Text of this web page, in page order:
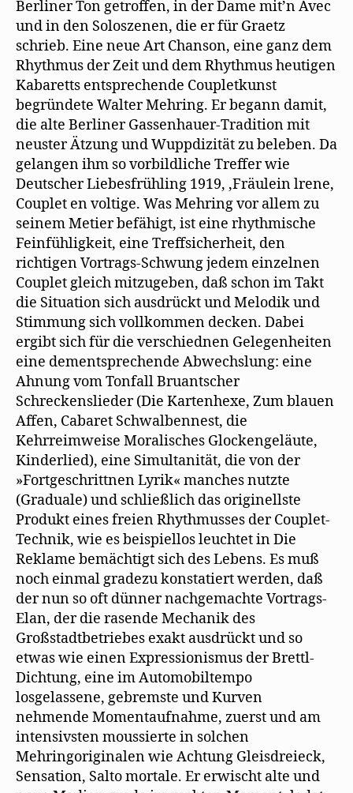
Berliner Ton getroffen, in der Dame mit’n Avec
und in den Soloszenen, die er für Graetz
schrieb. Eine neue Art Chanson, eine ganz dem
Rhythmus der Zeit und dem Rhythmus heutigen
Kabaretts entsprechende Coupletkunst
begründete Walter Mehring. Er begann damit,
die alte Berliner Gassenhauer-Tradition mit
neuster Ätzung und Wuppdizität zu beleben. Da
gelangen ihm so vorbildliche Treffer wie
Deutscher Liebesfrühling 1919, ‚Fräulein lrene,
Couplet en voltige. Was Mehring vor allem zu
seinem Metier befähigt, ist eine rhythmische
Feinfühligkeit, eine Treffsicherheit, den
richtigen Vortrags-Schwung jedem einzelnen
Couplet gleich mitzugeben, daß schon im Takt
die Situation sich ausdrückt und Melodik und
Stimmung sich vollkommen decken. Dabei
ergibt sich für die verschiednen Gelegenheiten
eine dementsprechende Abwechslung: eine
Ahnung vom Tonfall Bruantscher
Schreckenslieder (Die Kartenhexe, Zum blauen
Affen, Cabaret Schwalbennest, die
Kehrreimweise Moralisches Glockengeläute,
Kinderlied), eine Simultanität, die von der
»Fortgeschrittnen Lyrik« manches nutzte
(Graduale) und schließlich das originellste
Produkt eines freien Rhythmusses der Couplet-
Technik, wie es beispiellos leuchtet in Die
Reklame bemächtigt sich des Lebens. Es muß
noch einmal gradezu konstatiert werden, daß
der nun so oft dünner nachgemachte Vortrags-
Elan, der die rasende Mechanik des
Großstadtbetriebes exakt ausdrückt und so
etwas wie einen Expressionismus der Brettl-
Dichtung, eine im Automobiltempo
losgelassene, gebremste und Kurven
nehmende Momentaufnahme, zuerst und am
intensivsten moussierte in solchen
Mehringoriginalen wie Achtung Gleisdreieck,
Sensation, Salto mortale. Er erwischt alte und